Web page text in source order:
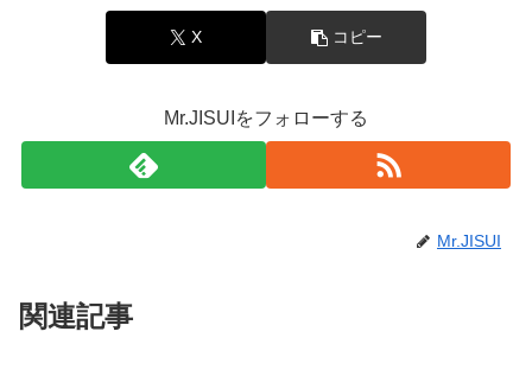
X コピー
Mr.JISUIをフォローする
Mr.JISUI
関連記事